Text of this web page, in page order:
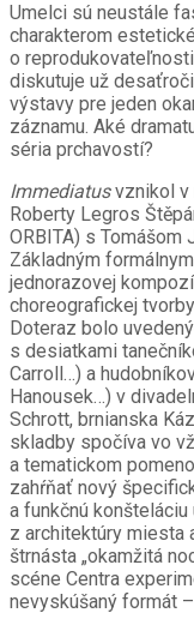
Umelci sú neustále
charakterom
o
diskutuje už
výstavy pre jeden
záznamu. Aké
séria prchavostí?
Immediatusvznikol v
Roberty Legros
ORBITA) s Tomášom
Základným
jednorazovej
choreografickej
Doteraz bolo
s desiatkami
Carroll…) a
Hanousek…) v
Schrott, brnianska
skladby spočíva vo
a tematickom
zahŕňať nový
a funkčnú
z architektúry miesta
štrnásta „okamžitá
scéne Centra
nevyskúšaný formát